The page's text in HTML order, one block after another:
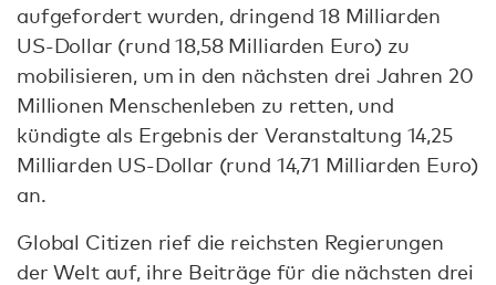
aufgefordert wurden, dringend 18 Milliarden
US-Dollar (rund 18,58 Milliarden Euro) zu
mobilisieren, um in den nächsten drei Jahren 20
Millionen Menschenleben zu retten, und
kündigte als Ergebnis der Veranstaltung 14,25
Milliarden US-Dollar (rund 14,71 Milliarden Euro)
an.
Global Citizen rief die reichsten Regierungen
der Welt auf, ihre Beiträge für die nächsten drei